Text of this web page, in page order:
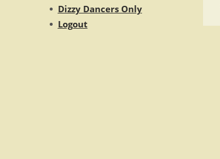
Dizzy Dancers Only
Logout